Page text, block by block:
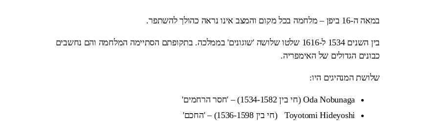
במאה ה-16 ביפן – מלחמה בכל מקום והמצב אינו נראה כהולך להשתפר.
בין השנים 1534 ל-1616 שלטו שלושה 'שוגונים' בממלכה. בתקופתם הסתיימה המלחמה והם נחשבים
כבונים הגדולים של האימפריה.
שלושת המנהיגים היו:
Oda Nobunaga (חי בין 1534-1582) – 'חסר הרחמים'
Toyotomi Hideyoshi (חי בין 1536-1598) – 'החכם'